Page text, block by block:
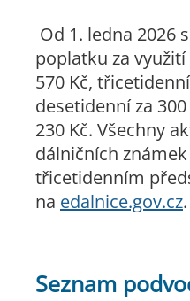
Od 1. ledna 2026
poplatku za
570 Kč,
desetidenní za
230 Kč. Všechny
dálničních
třicetidenním
na edalnice.gov.cz.
Seznam